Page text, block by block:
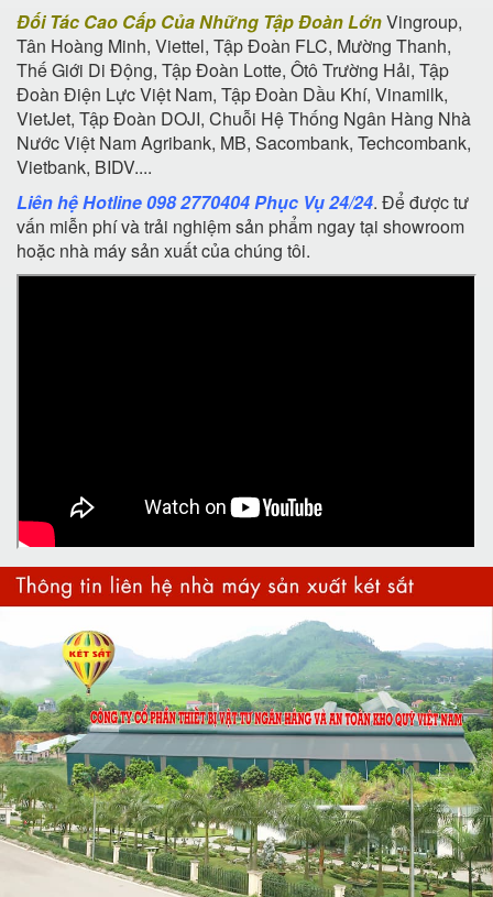
Đối Tác Cao Cấp Của Những Tập Đoàn LớnVingroup,
Tân Hoàng Minh, Viettel, Tập Đoàn FLC, Mường Thanh,
Thế Giới Di Động, Tập Đoàn Lotte, Ôtô Trường Hải, Tập
Đoàn Điện Lực Việt Nam, Tập Đoàn Dầu Khí, Vinamilk,
VietJet, Tập Đoàn DOJI, Chuỗi Hệ Thống Ngân Hàng Nhà
Nước Việt Nam Agribank, MB, Sacombank, Techcombank,
Vietbank, BIDV....
Liên hệ Hotline 098 2770404 Phục Vụ 24/24. Để được tư
vấn miễn phí và trải nghiệm sản phẩm ngay tại showroom
hoặc nhà máy sản xuất của chúng tôi.